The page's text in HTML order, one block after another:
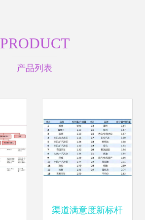
PRODUCT
产品列表
渠道满意度新标杆